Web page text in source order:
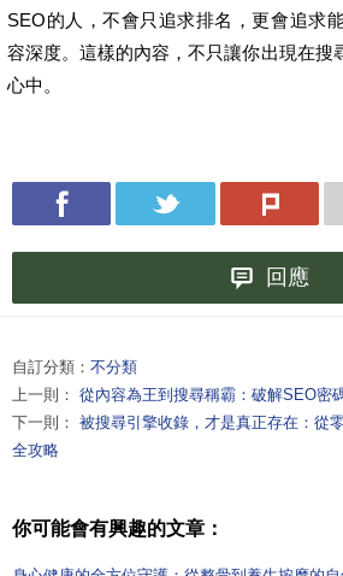
SEO的人，不會只追求排名，更會追求
容深度。這樣的內容，不只讓你出現在搜
心中。
回應
自訂分類： 不分類
上一則： 從內容為王到搜尋稱霸：破解SEO密
下一則： 被搜尋引擎收錄，才是真正存在：從
全攻略
你可能會有興趣的文章：